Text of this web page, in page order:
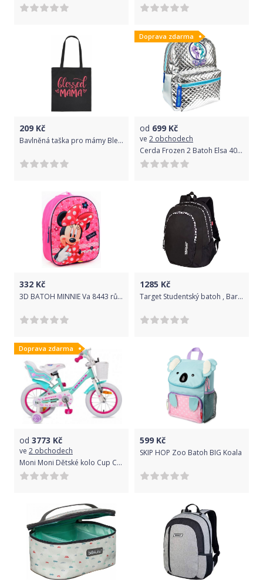
209 Kč
Bavlněná taška pro mámy Blessed Mama - černá
Doprava zdarma
od 699 Kč
ve 2 obchodech
Cerda Frozen 2 Batoh Elsa 40 cm
332 Kč
3D BATOH MINNIE Va 8443 růžový
1285 Kč
Target Studentský batoh , Barva černá, puntíkovaný zip
Doprava zdarma
od 3773 Kč
ve 2 obchodech
Moni Moni Dětské kolo Cup Cake, tyrkys/růžové
599 Kč
SKIP HOP Zoo Batoh BIG Koala